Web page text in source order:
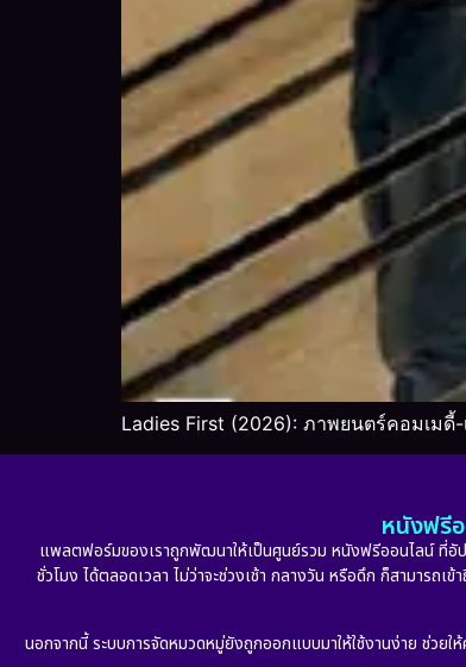
Ladies First (2026): ภาพยนตร์คอมเมดี้
หนังฟรี
แพลตฟอร์มของเราถูกพัฒนาให้เป็นศูนย์รวม หนังฟรีออนไลน์ ที่อั
ชั่วโมง ได้ตลอดเวลา ไม่ว่าจะช่วงเช้า กลางวัน หรือดึก ก็สามาร
นอกจากนี้ ระบบการจัดหมวดหมู่ยังถูกออกแบบมาให้ใช้งานง่าย ช่ว